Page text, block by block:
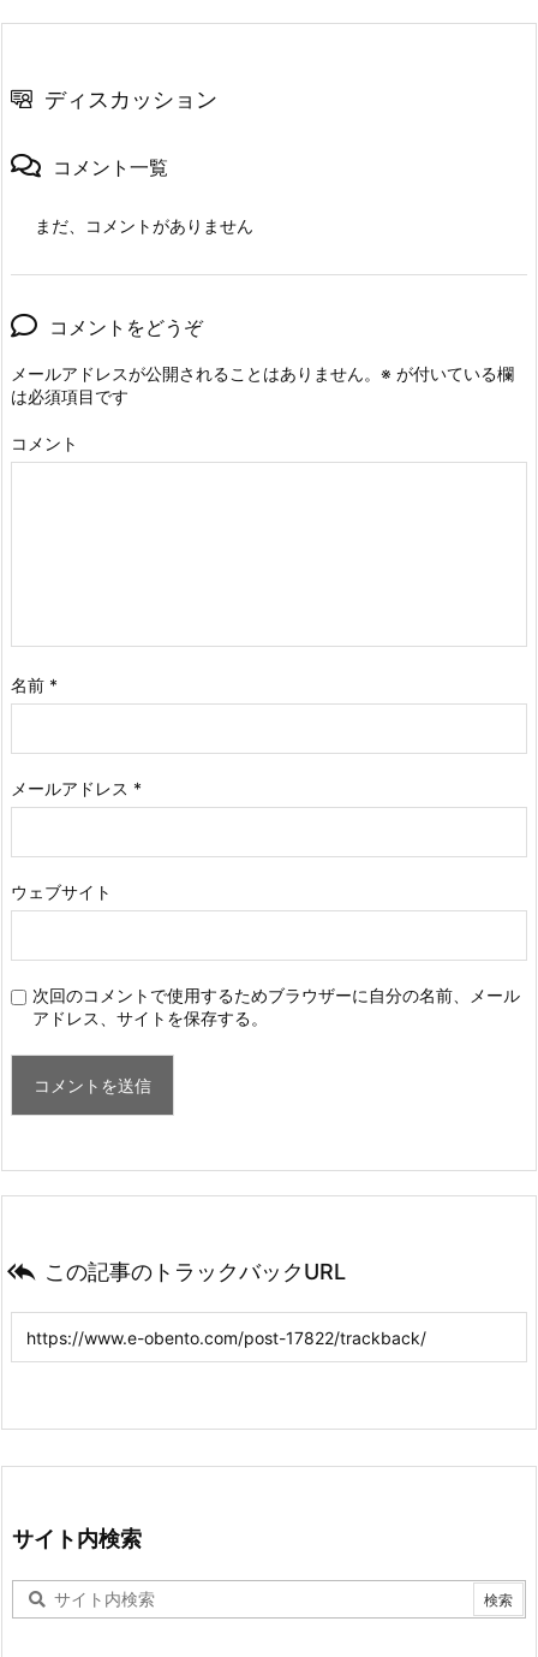
ディスカッション
コメント一覧
まだ、コメントがありません
コメントをどうぞ
メールアドレスが公開されることはありません。 ※ が付いている欄
は必須項目です
コメント
名前 *
メールアドレス *
ウェブサイト
次回のコメントで使用するためブラウザーに自分の名前、メール
アドレス、サイトを保存する。
 この記事のトラックバックURL
サイト内検索